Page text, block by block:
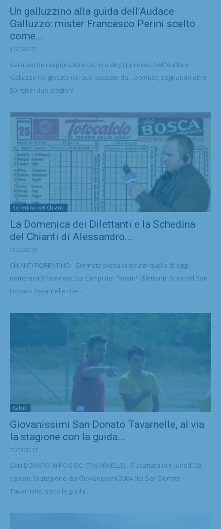
Un galluzzino alla guida dell’Audace
Galluzzo: mister Francesco Perini scelto
come...
13/05/2025
Sarà anche responsabile tecnico degli Juniores. Nell'Audace
Galluzzo ha giocato nel suo passato da... bomber, segnando oltre
30 reti in due stagioni
Schedina del Chianti
La Domenica dei Dilettanti e la Schedina
del Chianti di Alessandro...
03/02/2019
CHIANTI FIORENTINO - Giornata piena di spunti quella di oggi,
domenica 3 febbraio, sui campi dei "nostri" dilettanti. Si va dal San
Donato Tavarnelle che...
Calcio
Giovanissimi San Donato Tavarnelle, al via
la stagione con la guida...
30/08/2017
SAN DONATO IN POGGIO (TAVARNELLE) - E’ scattata ieri, lunedì 28
agosto, la stagione dei Giovanissimi 2004 del San Donato
Tavarnelle, sotto la guida...